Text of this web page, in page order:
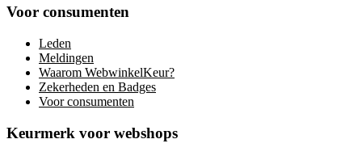
Voor consumenten
Leden
Meldingen
Waarom WebwinkelKeur?
Zekerheden en Badges
Voor consumenten
Keurmerk voor webshops